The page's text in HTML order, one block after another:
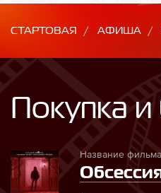
СТАРТОВАЯ АФИША
Покупка
Название